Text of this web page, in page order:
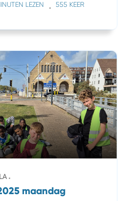
LEZEN
555 KEER
maandag